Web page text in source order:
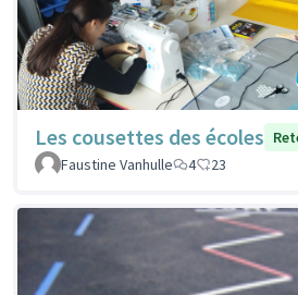
Les cousettes des écoles
Faustine Vanhulle
4 23